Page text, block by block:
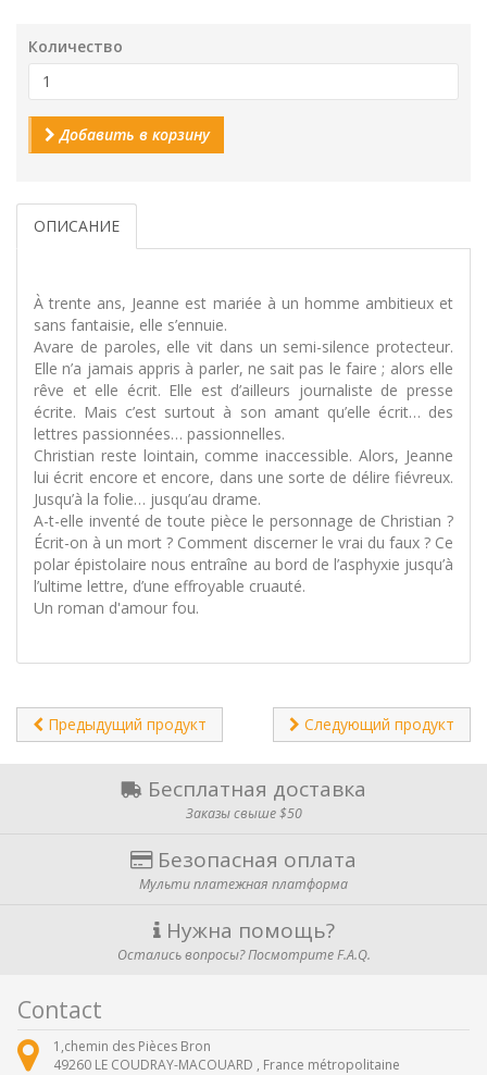
Количество
Добавить в корзину
ОПИСАНИЕ
À trente ans, Jeanne est mariée à un homme ambitieux et
sans fantaisie, elle s’ennuie.
Avare de paroles, elle vit dans un semi-silence protecteur.
Elle n’a jamais appris à parler, ne sait pas le faire ; alors elle
rêve et elle écrit. Elle est d’ailleurs journaliste de presse
écrite. Mais c’est surtout à son amant qu’elle écrit… des
lettres passionnées… passionnelles.
Christian reste lointain, comme inaccessible. Alors, Jeanne
lui écrit encore et encore, dans une sorte de délire fiévreux.
Jusqu’à la folie… jusqu’au drame.
A-t-elle inventé de toute pièce le personnage de Christian ?
Écrit-on à un mort ? Comment discerner le vrai du faux ? Ce
polar épistolaire nous entraîne au bord de l’asphyxie jusqu’à
l’ultime lettre, d’une effroyable cruauté.
Un roman d'amour fou.
Предыдущий продукт Следующий продукт
Бесплатная доставка
Заказы свыше $50
Безопасная оплата
Мульти платежная платформа
Нужна помощь?
Остались вопросы? Посмотрите F.A.Q.
Contact
1,chemin des Pièces Bron
49260 LE COUDRAY-MACOUARD , France métropolitaine